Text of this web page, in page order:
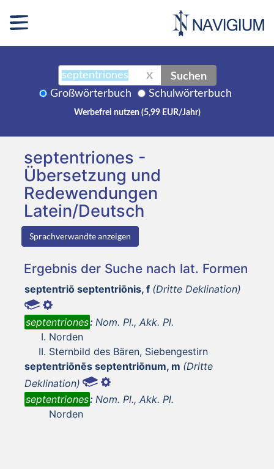
X Suchen
Großwörterbuch Schulwörterbuch
Werbefrei nutzen (5,99 EUR/Jahr)
septentriones -
Übersetzung und
Redewendungen
Latein/Deutsch
Sprachverwandte anzeigen
Ergebnis der Suche nach lat. Formen
septentriō septentriōnis, f (Dritte Deklination)
septentriones: Nom. Pl., Akk. Pl.
Norden
Sternbild des Bären, Siebengestirn
septentriōnēs septentriōnum, m (Dritte
Deklination)
septentriones: Nom. Pl., Akk. Pl.
Norden